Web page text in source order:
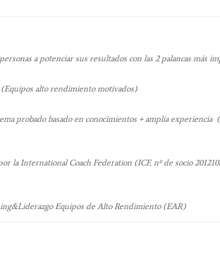
a potenciar sus resultados con las 2 palancas más
(Equipos alto rendimiento motivados)
probado basado en conocimientos + amplia experiencia
la International Coach Federation (ICF, nº de socio
Equipos de Alto Rendimiento (EAR)